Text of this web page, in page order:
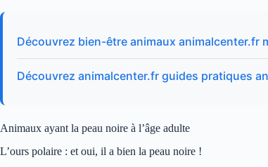
Découvrez bien-être animaux animalcenter.fr
Découvrez animalcenter.fr guides pratiques
Animaux ayant la peau noire à l’âge adulte
L’ours polaire : et oui, il a bien la peau noire !